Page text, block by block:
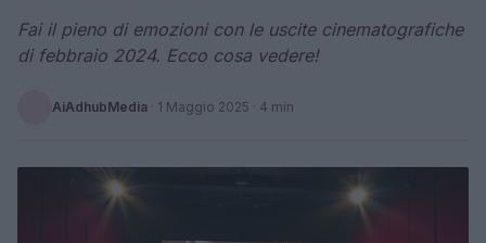
Fai il pieno di emozioni con le uscite cinematografiche
di febbraio 2024. Ecco cosa vedere!
AiAdhubMedia · 1 Maggio 2025 · 4 min